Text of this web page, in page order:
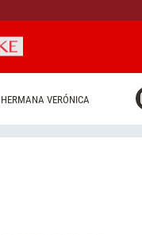
HERMANA VERÓNICA